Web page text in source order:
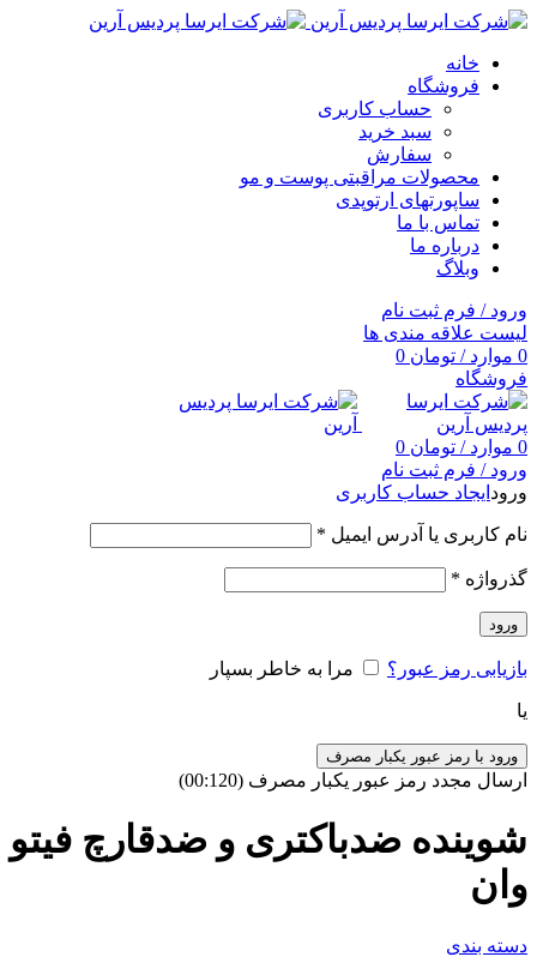
خانه
فروشگاه
حساب کاربری
سبد خرید
سفارش
محصولات مراقبتی پوست و مو
ساپورتهای ارتوپدی
تماس با ما
درباره ما
وبلاگ
ورود / فرم ثبت نام
لیست علاقه مندی ها
0 موارد / تومان
فروشگاه
0 موارد / تومان
ورود / فرم ثبت نام
ورود ایجاد حساب کاربری
نام کاربری یا آدرس ایمیل *
گذرواژه *
ورود
بازیابی رمز عبور؟ مرا به خاطر بسپار
یا
ورود با رمز عبور یکبار مصرف
ارسال مجدد رمز عبور یکبار مصرف (00:
120
)
شوینده ضدباکتری و ضدقارچ فیتو
وان
دسته بندی